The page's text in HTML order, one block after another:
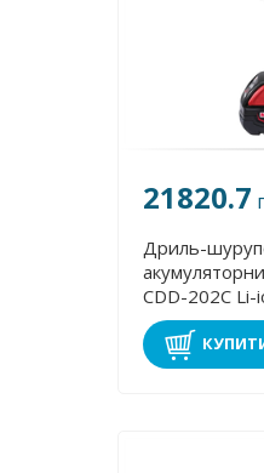
21820.7
Дриль-
CDD-202C Lі-
4933440534